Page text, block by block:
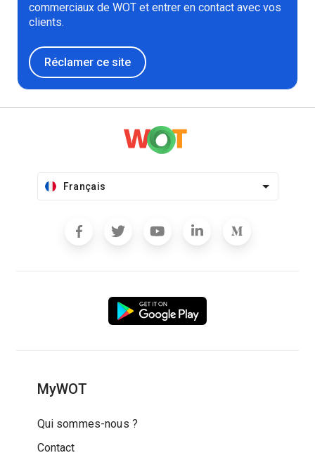
commerciaux de WOT et entrer en contact avec vos
clients.
Réclamer ce site
Français
MyWOT
Qui sommes-nous ?
Contact